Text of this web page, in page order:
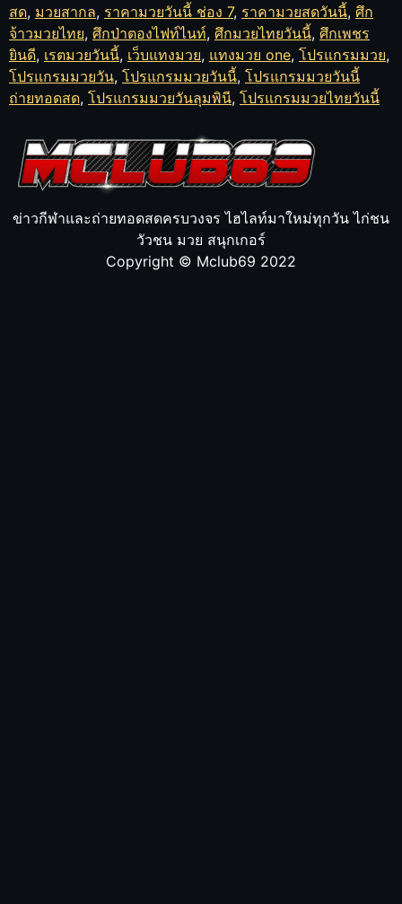
สด, มวยสากล, ราคามวยวันนี้ ช่อง 7, ราคามวยสดวันนี้, ศึก
จ้าวมวยไทย, ศึกป่าตองไฟท์ไนท์, ศึกมวยไทยวันนี้, ศึกเพชร
ยินดี, เรตมวยวันนี้, เว็บแทงมวย, แทงมวย one, โปรแกรมมวย,
โปรแกรมมวยวัน, โปรแกรมมวยวันนี้, โปรแกรมมวยวันนี้
ถ่ายทอดสด, โปรแกรมมวยวันลุมพินี, โปรแกรมมวยไทยวันนี้
ข่าวกีฬาและถ่ายทอดสดครบวงจร ไฮไลท์มาใหม่ทุกวัน ไก่ชน
วัวชน มวย สนุกเกอร์
Copyright © Mclub69 2022